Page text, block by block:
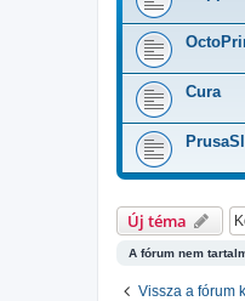
Cura
Új téma
A fórum nem
Vissza a fórum